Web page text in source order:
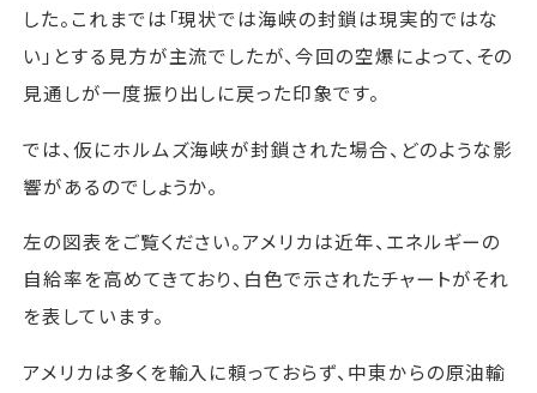
した。これまでは「現状では海峡の封鎖は現実的ではな
い」とする見方が主流でしたが、今回の空爆によって、その
見通しが一度振り出しに戻った印象です。
では、仮にホルムズ海峡が封鎖された場合、どのような影
響があるのでしょうか。
左の図表をご覧ください。アメリカは近年、エネルギーの
自給率を高めてきており、白色で示されたチャートがそれ
を表しています。
アメリカは多くを輸入に頼っておらず、中東からの原油輸